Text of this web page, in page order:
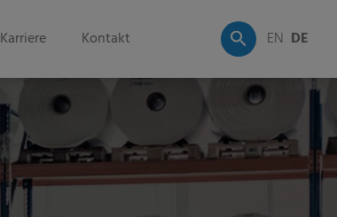
Karriere Kontakt EN DE